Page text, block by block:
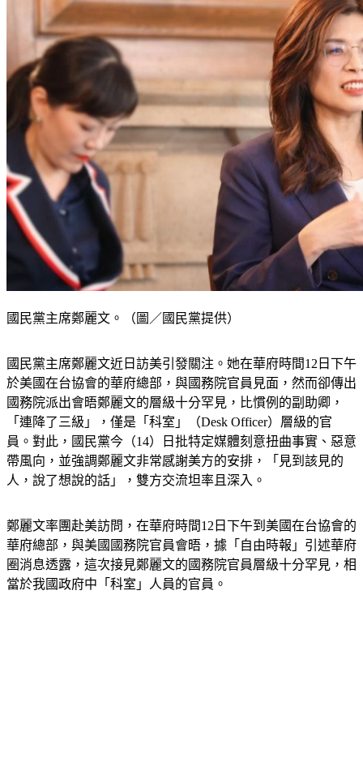
國民黨主席鄭麗文。（圖／國民黨提供）
國民黨主席鄭麗文近日訪美引發關注。她在華府時間12日下午
於美國在台協會的華府總部，與國務院官員見面，然而卻傳出
國務院派出會晤鄭麗文的層級十分罕見，比慣例的副助卿，
「連降了三級」，僅是「科室」（Desk Officer）層級的官
員。對此，國民黨今（14）日批特定媒體刻意扭曲事實、惡意
帶風向，並強調鄭麗文非常感謝美方的安排，「見到該見的
人，說了想說的話」，雙方交流坦率且深入。
鄭麗文率團赴美訪問，在華府時間12日下午到美國在台協會的
華府總部，與美國國務院官員會晤，據「自由時報」引述華府
圈消息透露，這次接見鄭麗文的國務院官員層級十分罕見，相
當於我國政府中「科室」人員的官員。